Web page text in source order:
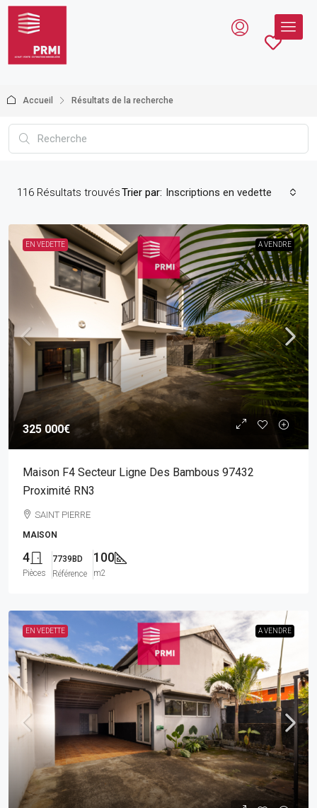
Accueil Résultats de la recherche
116 Résultats trouvésTrier par: Inscriptions en vedette
EN VEDETTE A VENDRE
325 000€
Maison F4 Secteur Ligne Des Bambous 97432
Proximité RN3
SAINT PIERRE
MAISON
4
Pièces
7739BD
Référence
100
m2
EN VEDETTE A VENDRE